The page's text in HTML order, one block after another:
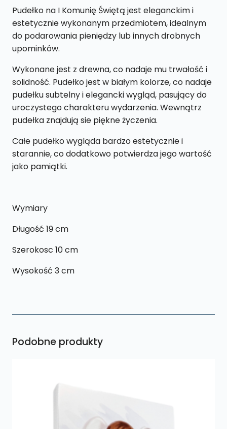
na
pieniądze
PK1
Pudełko na I Komunię Świętą jest eleganckim i
estetycznie wykonanym przedmiotem, idealnym
do podarowania pieniędzy lub innych drobnych
upominków.
Wykonane jest z drewna, co nadaje mu trwałość i
solidność. Pudełko jest w białym kolorze, co nadaje
pudełku subtelny i elegancki wygląd, pasujący do
uroczystego charakteru wydarzenia. Wewnątrz
pudełka znajdują sie piękne życzenia.
Całe pudełko wygląda bardzo estetycznie i
starannie, co dodatkowo potwierdza jego wartość
jako pamiątki.
Wymiary
Długość 19 cm
Szerokosc 10 cm
Wysokość 3 cm
Podobne produkty